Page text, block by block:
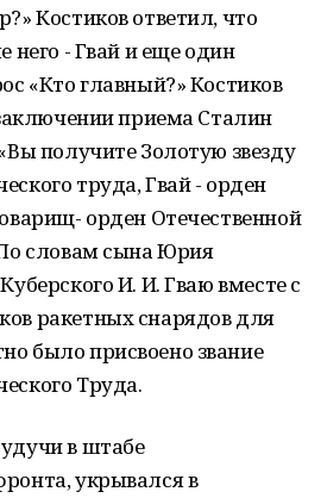
Костиков ответил, что
него - Гвай и еще один
«Кто главный?» Костиков
приема Сталин
получите Золотую звезду
труда, Гвай - орден
орден Отечественной
словам сына Юрия
И. И. Гваю вместе с
ракетных снарядов для
было присвоено звание
Труда.
в штабе
укрывался в